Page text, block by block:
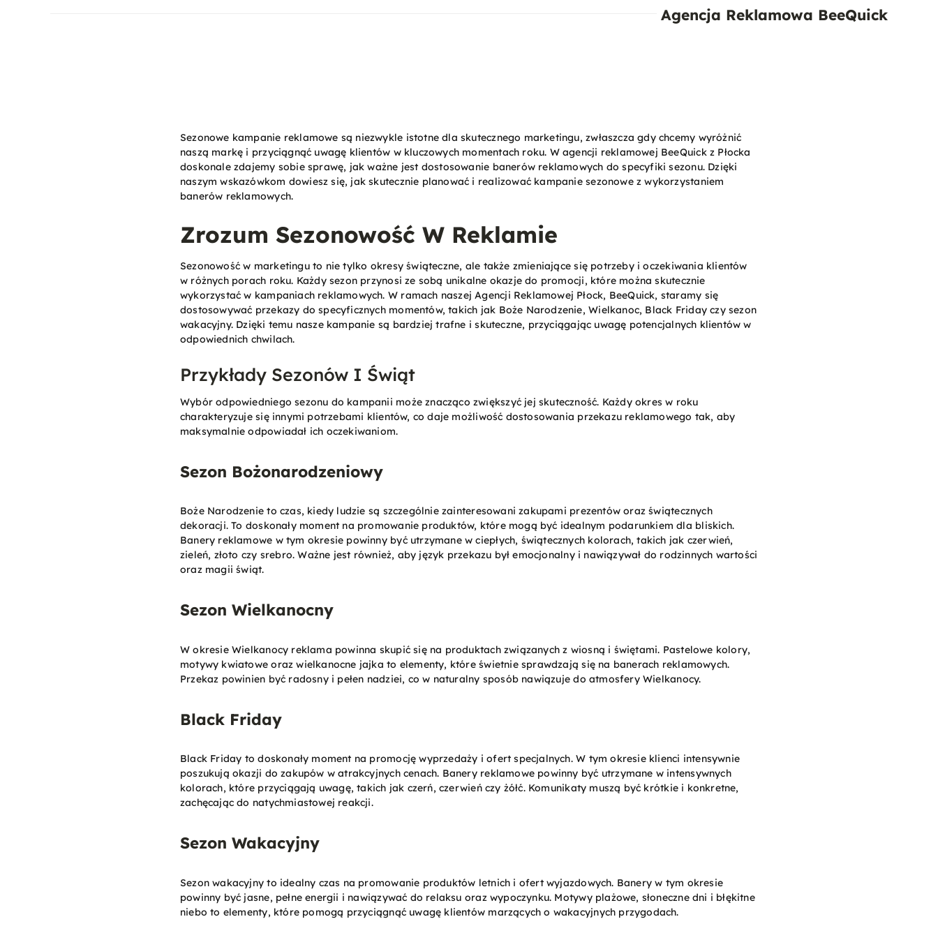
Agencja Reklamowa BeeQuick
Sezonowe kampanie reklamowe są niezwykle istotne dla skutecznego marketingu, zwłaszcza gdy chcemy wyróżnić
naszą markę i przyciągnąć uwagę klientów w kluczowych momentach roku. W agencji reklamowej BeeQuick z Płocka
doskonale zdajemy sobie sprawę, jak ważne jest dostosowanie banerów reklamowych do specyfiki sezonu. Dzięki
naszym wskazówkom dowiesz się, jak skutecznie planować i realizować kampanie sezonowe z wykorzystaniem
banerów reklamowych.
Zrozum Sezonowość W Reklamie
Sezonowość w marketingu to nie tylko okresy świąteczne, ale także zmieniające się potrzeby i oczekiwania klientów
w różnych porach roku. Każdy sezon przynosi ze sobą unikalne okazje do promocji, które można skutecznie
wykorzystać w kampaniach reklamowych. W ramach naszej Agencji Reklamowej Płock, BeeQuick, staramy się
dostosowywać przekazy do specyficznych momentów, takich jak Boże Narodzenie, Wielkanoc, Black Friday czy sezon
wakacyjny. Dzięki temu nasze kampanie są bardziej trafne i skuteczne, przyciągając uwagę potencjalnych klientów w
odpowiednich chwilach.
Przykłady Sezonów I Świąt
Wybór odpowiedniego sezonu do kampanii może znacząco zwiększyć jej skuteczność. Każdy okres w roku
charakteryzuje się innymi potrzebami klientów, co daje możliwość dostosowania przekazu reklamowego tak, aby
maksymalnie odpowiadał ich oczekiwaniom.
Sezon Bożonarodzeniowy
Boże Narodzenie to czas, kiedy ludzie są szczególnie zainteresowani zakupami prezentów oraz świątecznych
dekoracji. To doskonały moment na promowanie produktów, które mogą być idealnym podarunkiem dla bliskich.
Banery reklamowe w tym okresie powinny być utrzymane w ciepłych, świątecznych kolorach, takich jak czerwień,
zieleń, złoto czy srebro. Ważne jest również, aby język przekazu był emocjonalny i nawiązywał do rodzinnych wartości
oraz magii świąt.
Sezon Wielkanocny
W okresie Wielkanocy reklama powinna skupić się na produktach związanych z wiosną i świętami. Pastelowe kolory,
motywy kwiatowe oraz wielkanocne jajka to elementy, które świetnie sprawdzają się na banerach reklamowych.
Przekaz powinien być radosny i pełen nadziei, co w naturalny sposób nawiązuje do atmosfery Wielkanocy.
Black Friday
Black Friday to doskonały moment na promocję wyprzedaży i ofert specjalnych. W tym okresie klienci intensywnie
poszukują okazji do zakupów w atrakcyjnych cenach. Banery reklamowe powinny być utrzymane w intensywnych
kolorach, które przyciągają uwagę, takich jak czerń, czerwień czy żółć. Komunikaty muszą być krótkie i konkretne,
zachęcając do natychmiastowej reakcji.
Sezon Wakacyjny
Sezon wakacyjny to idealny czas na promowanie produktów letnich i ofert wyjazdowych. Banery w tym okresie
powinny być jasne, pełne energii i nawiązywać do relaksu oraz wypoczynku. Motywy plażowe, słoneczne dni i błękitne
niebo to elementy, które pomogą przyciągnąć uwagę klientów marzących o wakacyjnych przygodach.